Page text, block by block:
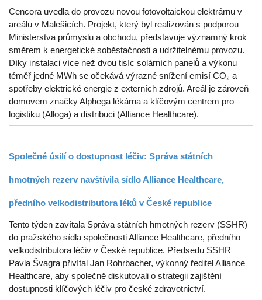
Cencora uvedla do provozu novou fotovoltaickou elektrárnu v
areálu v Malešicích. Projekt, který byl realizován s podporou
Ministerstva průmyslu a obchodu, představuje významný krok
směrem k energetické soběstačnosti a udržitelnému provozu.
Díky instalaci více než dvou tisíc solárních panelů a výkonu
téměř jedné MWh se očekává výrazné snížení emisí CO₂ a
spotřeby elektrické energie z externích zdrojů. Areál je zároveň
domovem značky Alphega lékárna a klíčovým centrem pro
logistiku (Alloga) a distribuci (Alliance Healthcare).
Společné úsilí o dostupnost léčiv: Správa státních
hmotných rezerv navštívila sídlo Alliance Healthcare,
předního velkodistributora léků v České republice
Tento týden zavítala Správa státních hmotných rezerv (SSHR)
do pražského sídla společnosti Alliance Healthcare, předního
velkodistributora léčiv v České republice. Předsedu SSHR
Pavla Švagra přivítal Jan Rohrbacher, výkonný ředitel Alliance
Healthcare, aby společně diskutovali o strategii zajištění
dostupnosti klíčových léčiv pro české zdravotnictví.